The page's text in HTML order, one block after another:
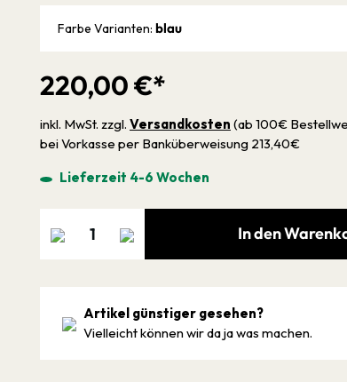
220,00 €*
inkl. MwSt. zzgl. Versandkosten (ab 100€
bei Vorkasse per Banküberweisung 213,40€
Lieferzeit 4-6 Wochen
Farbe Varianten: blau
In den
Artikel günstiger gesehen?
Vielleicht können wir da ja was machen.